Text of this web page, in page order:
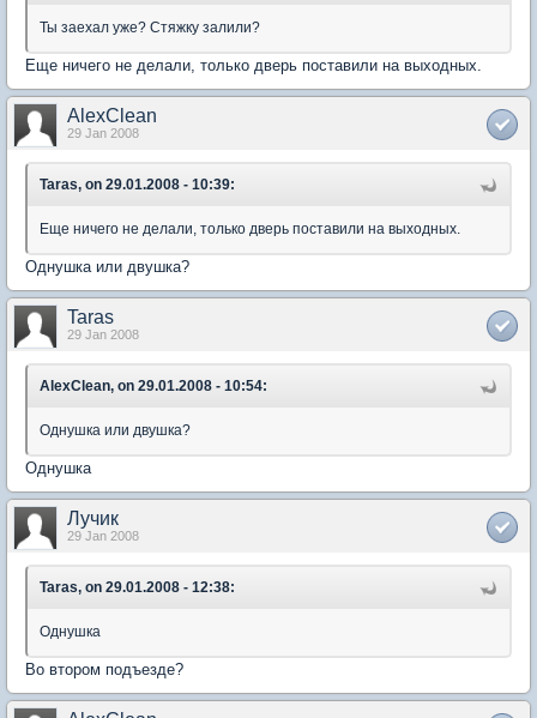
Ты заехал уже? Стяжку залили?
Еще ничего не делали, только дверь поставили на выходных.
AlexClean
29 Jan 2008
Taras, on 29.01.2008 - 10:39:
Еще ничего не делали, только дверь поставили на выходных.
Однушка или двушка?
Taras
29 Jan 2008
AlexClean, on 29.01.2008 - 10:54:
Однушка или двушка?
Однушка
Лучик
29 Jan 2008
Taras, on 29.01.2008 - 12:38:
Однушка
Во втором подъезде?